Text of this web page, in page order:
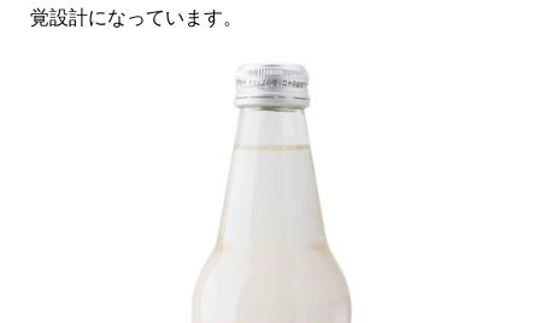
覚設計になっています。